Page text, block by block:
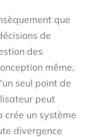
que
de
des
même,
seul point de
peut
crée un système
divergence